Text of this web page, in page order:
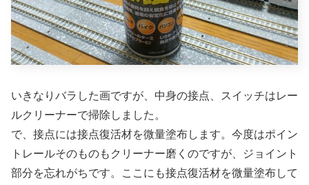
いきなりバラした画ですが、中身の接点、スイッチはレー
ルクリーナーで掃除しました。
で、接点には接点復活材を微量塗布します。今度はポイン
トレールそのものもクリーナー磨くのですが、ジョイント
部分を忘れがちです。ここにも接点復活材を微量塗布して